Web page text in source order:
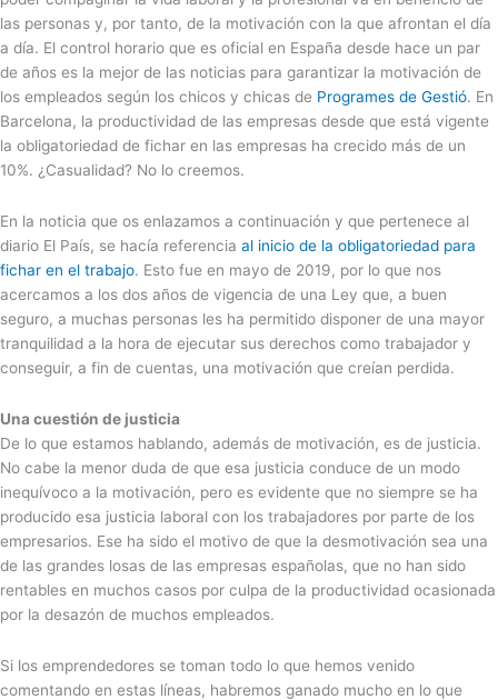
las personas y, por tanto, de la motivación con la que afrontan el día
a día. El control horario que es oficial en España desde hace un par
de años es la mejor de las noticias para garantizar la motivación de
los empleados según los chicos y chicas de Programes de Gestió. En
Barcelona, la productividad de las empresas desde que está vigente
la obligatoriedad de fichar en las empresas ha crecido más de un
10%. ¿Casualidad? No lo creemos.
En la noticia que os enlazamos a continuación y que pertenece al
diario El País, se hacía referencia al inicio de la obligatoriedad para
fichar en el trabajo. Esto fue en mayo de 2019, por lo que nos
acercamos a los dos años de vigencia de una Ley que, a buen
seguro, a muchas personas les ha permitido disponer de una mayor
tranquilidad a la hora de ejecutar sus derechos como trabajador y
conseguir, a fin de cuentas, una motivación que creían perdida.
Una cuestión de justicia
De lo que estamos hablando, además de motivación, es de justicia.
No cabe la menor duda de que esa justicia conduce de un modo
inequívoco a la motivación, pero es evidente que no siempre se ha
producido esa justicia laboral con los trabajadores por parte de los
empresarios. Ese ha sido el motivo de que la desmotivación sea una
de las grandes losas de las empresas españolas, que no han sido
rentables en muchos casos por culpa de la productividad ocasionada
por la desazón de muchos empleados.
Si los emprendedores se toman todo lo que hemos venido
comentando en estas líneas, habremos ganado mucho en lo que